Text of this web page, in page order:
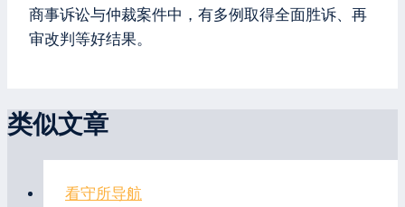
商事诉讼与仲裁案件中，有多例取得全面胜诉、再
审改判等好结果。
类似文章
看守所导航